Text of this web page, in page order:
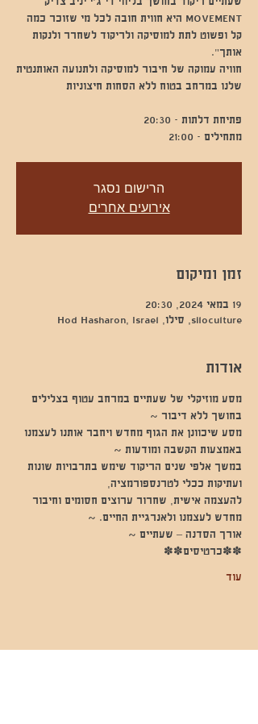
MOVEMENT היא חווית חובה לכל מי שזוכר כמה
קל ופשוט לתת למוסיקה ולריקוד לשחרר ולנקות
חוויה עמוקה של חיבור למוסיקה ולתנועה האותנטית
מתחילים - 21:00
הרישום נסגר
אירועים אחרים
זמן ומיקום
19 במאי 2024, 20:30
siloculture, סילו, Hod Hasharon, Israel
אודות
מסע מוזיקלי של שעתיים במרחב עטוף בצלילים
בחושך ללא דיבור ~
מסע שיכוונן את הגוף מחדש ויחבר אותנו לעצמנו
באמצעות הקשבה ומודעות ~
במשך אלפי שנים הריקוד שימש בתרבויות שונות
ועתיקות ככלי לטרנספורמציה,
להעצמה אישית, שחרור ערוצים חסומים וחיבור
מחדש לעצמנו ולאנרגיית החיים. ~
אורך הסדנה – שעתיים ~
✽✽כרטיסים✽✽
עוד